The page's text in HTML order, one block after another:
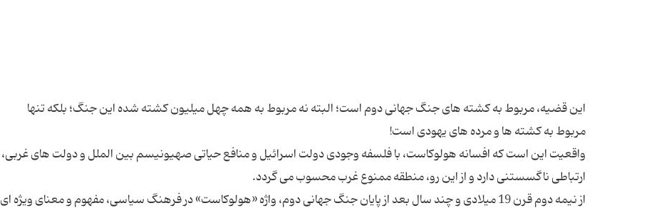
این قضیه، مربوط به کشته های جنگ جهانی دوم است؛ البته نه مربوط به همه چهل میلیون کشته شده این جنگ؛ بلکه تنها
واقعیت این است که افسانه هولوکاست، با فلسفه وجودی دولت اسرائیل و منافع حیاتی صهیونیسم بین الملل و دولت های غربی،
از نیمه دوم قرن 19 میلادی و چند سال بعد از پایان جنگ جهانی دوم، واژه «هولوكاست» در فرهنگ سیاسی، مفهوم و معنای ویژه ای